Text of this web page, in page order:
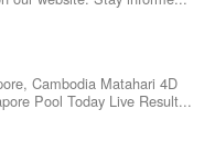
Cambodia Matahari 4D
Pool Today Live Result...